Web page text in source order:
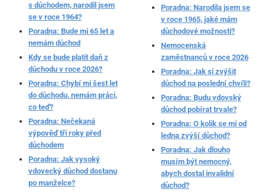
s důchodem, narodil jsem
se v roce 1964?
Poradna: Bude mi 65 let a
nemám důchod
Kdy se bude platit daň z
důchodu v roce 2026?
Poradna: Chybí mi šest let
do důchodu, nemám práci,
co teď?
Poradna: Nečekaná
výpověď tři roky před
důchodem
Poradna: Jak vysoký
vdovecký důchod dostanu
po manželce?
Poradna: Narodila jsem se
v roce 1965, jaké mám
důchodové možnosti?
Nemocenská
zaměstnanců v roce 2026
Poradna: Jak si zvýšit
důchod na poslední chvíli?
Poradna: Budu vdovský
důchod pobírat trvale?
Poradna: O kolik se mi od
ledna zvýší důchod?
Poradna: Jak dlouho
musím být nemocný,
abych dostal invalidní
důchod?